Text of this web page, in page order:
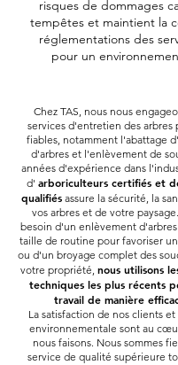
risques de dommages
tempêtes et maintient la
réglementations des
pour un
Chez TAS, nous nous
services d'entretien des arbres
fiables, notamment l'abattage
d'arbres et l'enlèvement de
années d'expérience dans
d' arboriculteurs certifiés et
qualifiés assure la sécurité, la
vos arbres et de votre
besoin d'un enlèvement
taille de routine pour favoriser
ou d'un broyage complet des
votre propriété, nous utilisons
techniques les plus récents
travail de manière
La satisfaction de nos clients
environnementale sont au
nous faisons. Nous sommes
service de qualité supérieure